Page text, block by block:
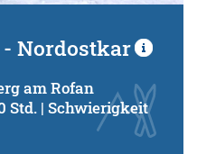
Nordostkar
am Rofan
Std. | Schwierigkeit